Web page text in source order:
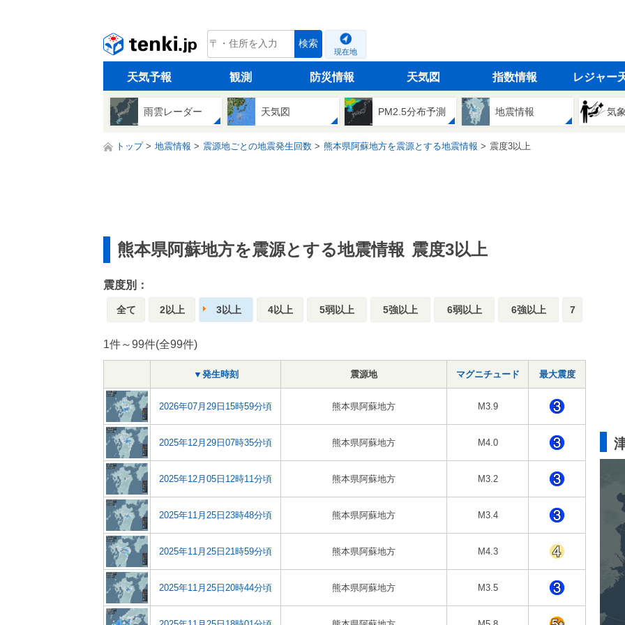
tenki.jp 検索
現在地
天気予報 観測 防災情報 天気図 指数情報 レジャー
雨雲レーダー 天気図 PM2.5分布予測 地震情報 気
トップ 地震情報 震源地ごとの地震発生回数 熊本県阿蘇地方を震源とする地震情報 震度3以上
熊本県阿蘇地方を震源とする地震情報 震度3以上
震度別：
全て 2以上 3以上 4以上 5弱以上 5強以上 6弱以上 6強以上 7
1件～99件(全99件)
▼発生時刻 震源地 マグニチュード 最大震度
2026年07月29日15時59分頃 熊本県阿蘇地方 M3.9
2025年12月29日07時35分頃 熊本県阿蘇地方 M4.0
2025年12月05日12時11分頃 熊本県阿蘇地方 M3.2
2025年11月25日23時48分頃 熊本県阿蘇地方 M3.4
2025年11月25日21時59分頃 熊本県阿蘇地方 M4.3
2025年11月25日20時44分頃 熊本県阿蘇地方 M3.5